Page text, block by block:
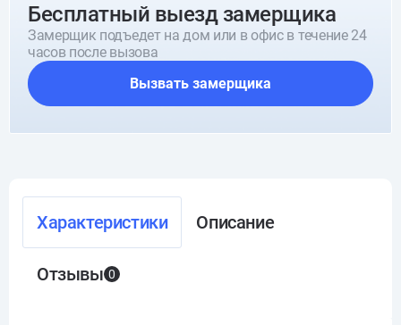
Бесплатный выезд замерщика
Замерщик подъедет на дом или в офис в течение 24
часов после вызова
Вызвать замерщика
Характеристики Описание
Отзывы 0